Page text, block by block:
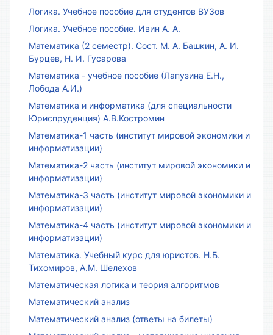
Логика. Учебное пособие для студентов ВУЗов
Логика. Учебное пособие. Ивин А. А.
Математика (2 семестр). Сост. М. А. Башкин, А. И.
Бурцев, Н. И. Гусарова
Математика - учебное пособие (Лапузина Е.Н.,
Лобода А.И.)
Математика и информатика (для специальности
Юриспруденция) А.В.Костромин
Математика-1 часть (институт мировой экономики и
информатизации)
Математика-2 часть (институт мировой экономики и
информатизации)
Математика-3 часть (институт мировой экономики и
информатизации)
Математика-4 часть (институт мировой экономики и
информатизации)
Математика. Учебный курс для юристов. Н.Б.
Тихомиров, А.М. Шелехов
Математическая логика и теория алгоритмов
Математический анализ
Математический анализ (ответы на билеты)